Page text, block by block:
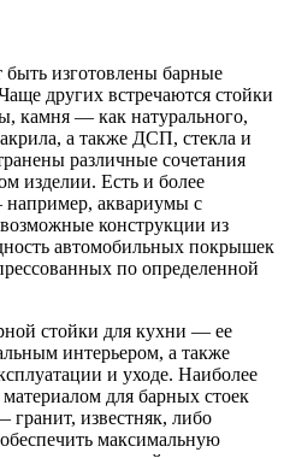
изготовлены барные
других встречаются стойки
камня — как натурального,
а также ДСП, стекла и
различные сочетания
изделии. Есть и более
например, аквариумы с
конструкции из
автомобильных покрышек
по определенной
стойки для кухни — ее
интерьером, а также
и уходе. Наиболее
для барных стоек
известняк, либо
максимальную